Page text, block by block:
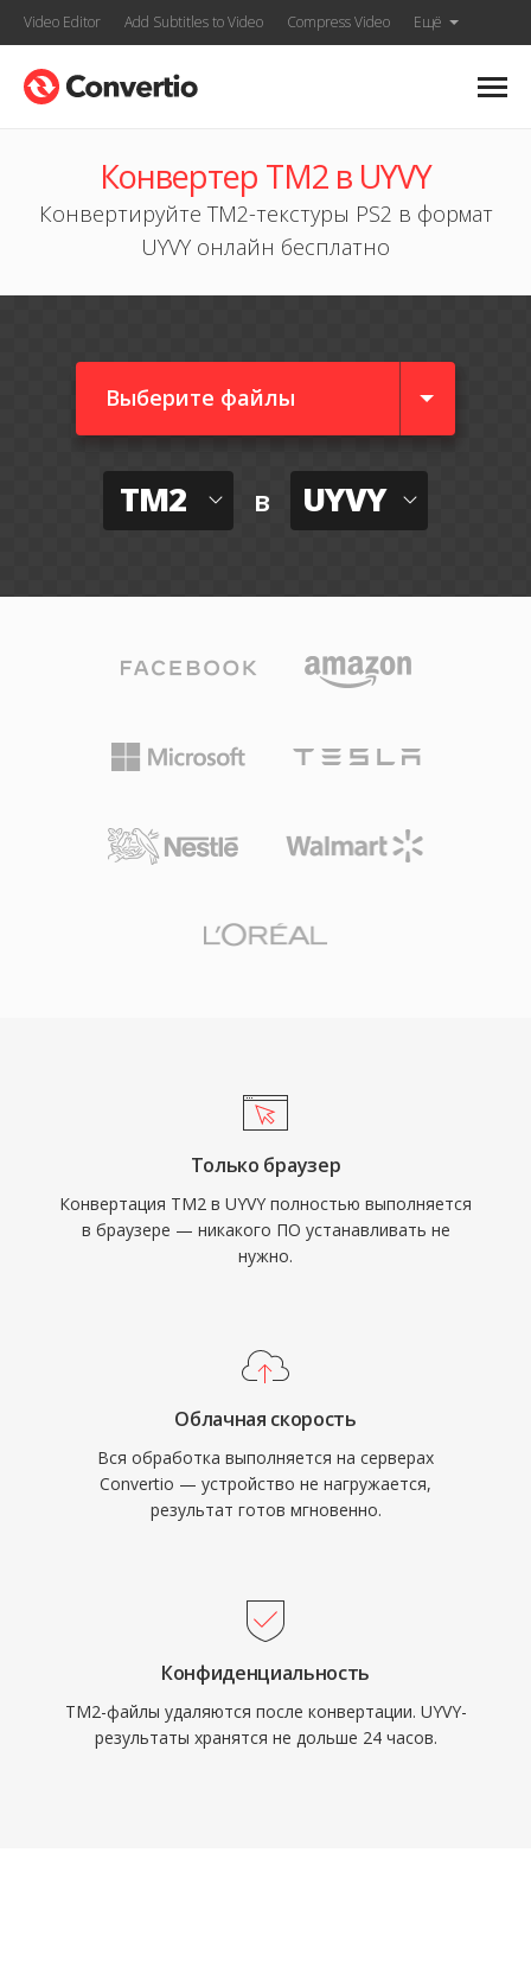
Video Editor Add Subtitles to Video Compress Video Ещё
Конвертер TM2 в UYVY
Конвертируйте TM2-текстуры PS2 в формат
UYVY онлайн бесплатно
Выберите файлы
TM2 в UYVY
Только браузер
Конвертация TM2 в UYVY полностью выполняется
в браузере — никакого ПО устанавливать не
нужно.
Облачная скорость
Вся обработка выполняется на серверах
Convertio — устройство не нагружается,
результат готов мгновенно.
Конфиденциальность
TM2-файлы удаляются после конвертации. UYVY-
результаты хранятся не дольше 24 часов.